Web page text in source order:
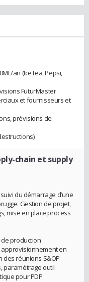
an (Ice tea, Pepsi,
FuturMaster
et fournisseurs et
prévisions de
chain et supply
du démarrage d’une
Gestion de projet,
mise en place process
production
en
réunions S&OP
paramétrage outil
pour PDP.